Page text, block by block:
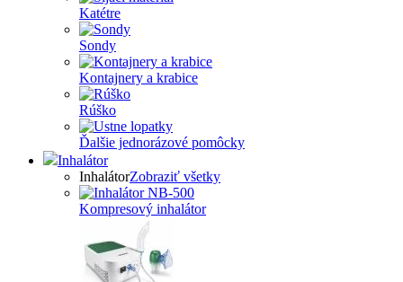
Katétre
Sondy
Kontajnery a krabice
Rúško
Ďalšie jednorázové pomôcky
Inhalátor
InhalátorZobraziť všetky
Kompresový inhalátor